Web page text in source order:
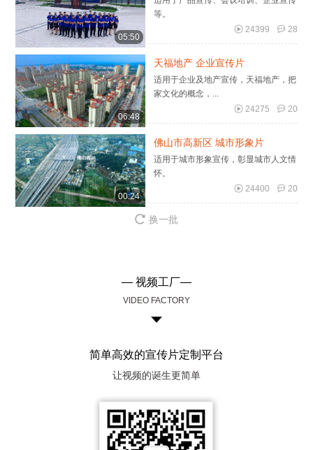
05:50
等。
28
24399
06:48
天福地产 企业宣传片
适用于企业及地产宣传，天福地产，把
家文化的概念，...
20
24275
00:24
佛山市高新区 城市形象片
适用于城市形象宣传，彰显城市人文情
怀。
20
24400
换一批
— 视频工厂—
VIDEO FACTORY
简单高效的宣传片定制平台
让视频的诞生更简单